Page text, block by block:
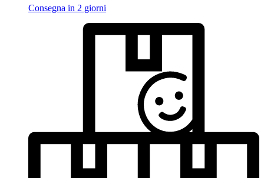
Consegna in 2 giorni